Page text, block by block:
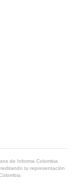
de Informa Colombia
tu representación